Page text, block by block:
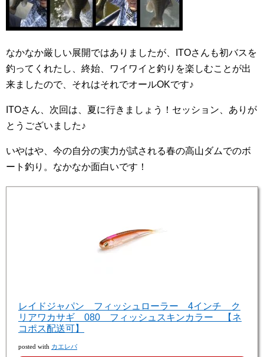
なかなか厳しい展開ではありましたが、ITOさんも初バスを
釣ってくれたし、終始、ワイワイと釣りを楽しむことが出
来ましたので、それはそれでオールOKです♪
ITOさん、次回は、夏に行きましょう！セッション、ありが
とうございました♪
いやはや、今の自分の実力が試される春の高山ダムでのボ
ート釣り。なかなか面白いです！
レイドジャパン フィッシュローラー 4インチ ク
リアワカサギ 080 フィッシュスキンカラー 【ネ
コポス配送可】
posted with カエレバ